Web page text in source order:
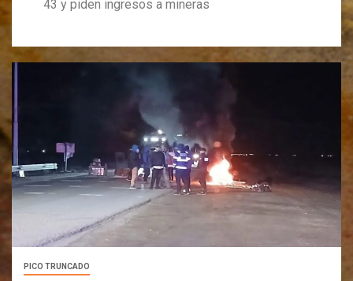
43 y piden ingresos a mineras
PICO TRUNCADO